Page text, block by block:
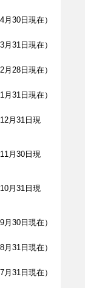
30日現在）
31日現在）
28日現在）
31日現在）
月31日現
月30日現
月31日現
30日現在）
31日現在）
31日現在）